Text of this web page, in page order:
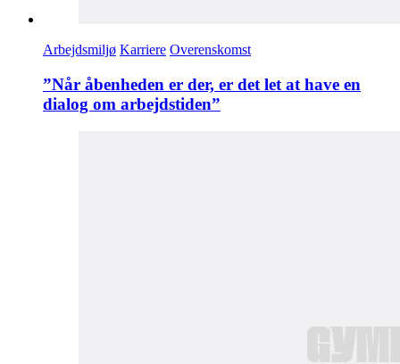
Arbejdsmiljø Karriere Overenskomst
”Når åbenheden er der, er det let at have en
dialog om arbejdstiden”